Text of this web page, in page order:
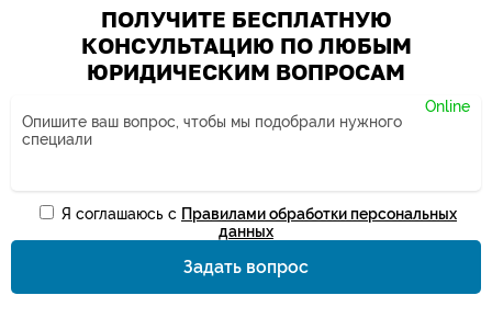
ПОЛУЧИТЕ БЕСПЛАТНУЮ
КОНСУЛЬТАЦИЮ ПО ЛЮБЫМ
ЮРИДИЧЕСКИМ ВОПРОСАМ
Номер телефона*
Я соглашаюсь с Правилами обработки персональных
данных
Задать вопрос